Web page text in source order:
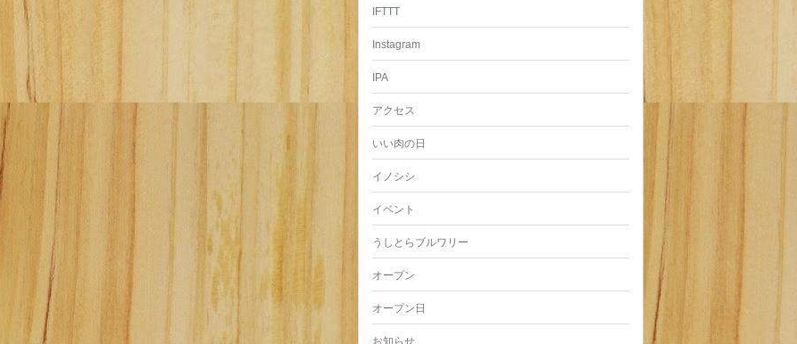
IFTTT
Instagram
IPA
アクセス
いい肉の日
イノシシ
イベント
うしとらブルワリー
オープン
オープン日
お知らせ